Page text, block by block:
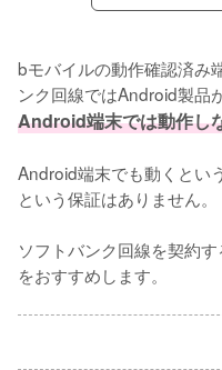
bモバイルの動作確認済み
ンク回線ではAndroid製品
Android端末では動作し
Android端末でも動くとい
という保証はありません。
ソフトバンク回線を契約
をおすすめします。